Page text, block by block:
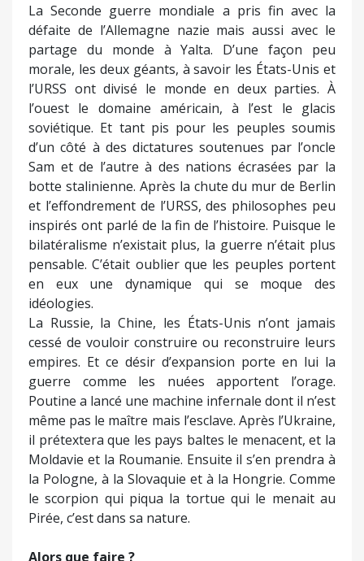
La Seconde guerre mondiale a pris fin avec la
défaite de l’Allemagne nazie mais aussi avec le
partage du monde à Yalta. D’une façon peu
morale, les deux géants, à savoir les États-Unis et
l’URSS ont divisé le monde en deux parties. À
l’ouest le domaine américain, à l’est le glacis
soviétique. Et tant pis pour les peuples soumis
d’un côté à des dictatures soutenues par l’oncle
Sam et de l’autre à des nations écrasées par la
botte stalinienne. Après la chute du mur de Berlin
et l’effondrement de l’URSS, des philosophes peu
inspirés ont parlé de la fin de l’histoire. Puisque le
bilatéralisme n’existait plus, la guerre n’était plus
pensable. C’était oublier que les peuples portent
en eux une dynamique qui se moque des
idéologies.
La Russie, la Chine, les États-Unis n’ont jamais
cessé de vouloir construire ou reconstruire leurs
empires. Et ce désir d’expansion porte en lui la
guerre comme les nuées apportent l’orage.
Poutine a lancé une machine infernale dont il n’est
même pas le maître mais l’esclave. Après l’Ukraine,
il prétextera que les pays baltes le menacent, et la
Moldavie et la Roumanie. Ensuite il s’en prendra à
la Pologne, à la Slovaquie et à la Hongrie. Comme
le scorpion qui piqua la tortue qui le menait au
Pirée, c’est dans sa nature.
Alors que faire ?